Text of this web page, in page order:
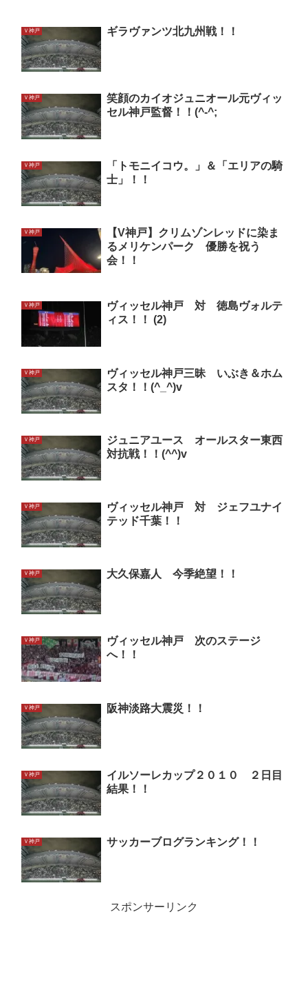
Ｖ神戸 ギラヴァンツ北九州戦！！
Ｖ神戸
笑顔のカイオジュニオール元ヴィッ
セル神戸監督！！(^-^;
Ｖ神戸
「トモニイコウ。」＆「エリアの騎
士」！！
Ｖ神戸
【V神戸】クリムゾンレッドに染ま
るメリケンパーク 優勝を祝う
会！！
Ｖ神戸
ヴィッセル神戸 対 徳島ヴォルテ
ィス！！ (2)
Ｖ神戸
ヴィッセル神戸三昧 いぶき＆ホム
スタ！！(^_^)v
Ｖ神戸
ジュニアユース オールスター東西
対抗戦！！(^^)v
Ｖ神戸
ヴィッセル神戸 対 ジェフユナイ
テッド千葉！！
Ｖ神戸 大久保嘉人 今季絶望！！
Ｖ神戸
ヴィッセル神戸 次のステージ
へ！！
Ｖ神戸 阪神淡路大震災！！
Ｖ神戸
イルソーレカップ２０１０ ２日目
結果！！
Ｖ神戸 サッカーブログランキング！！
スポンサーリンク